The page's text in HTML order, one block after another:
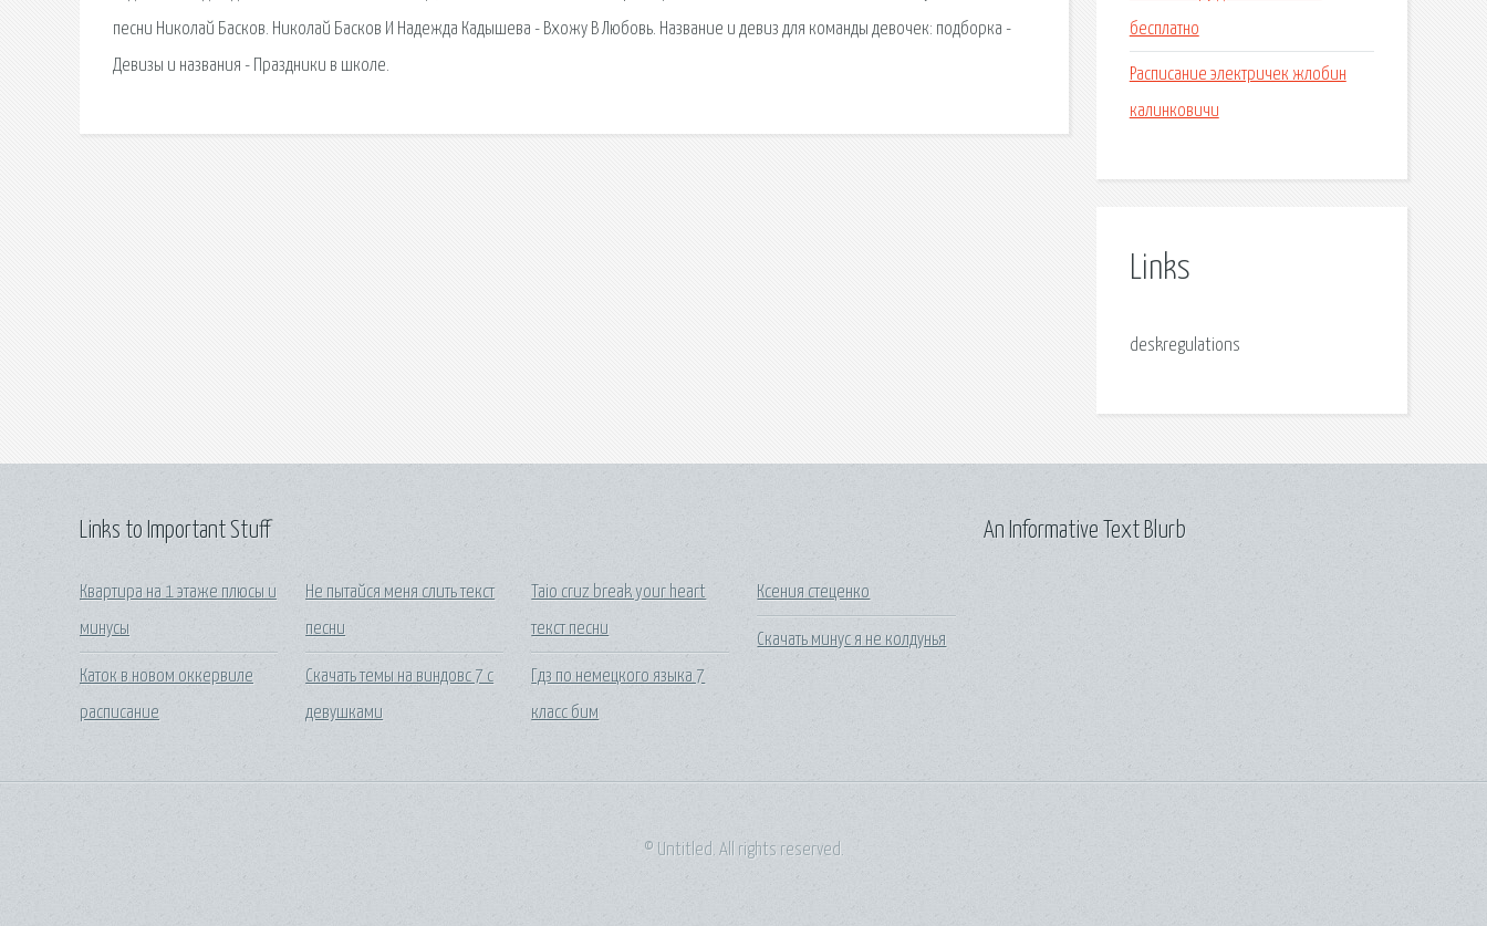
песни Николай Басков. Николай Басков И Надежда Кадышева - Вхожу В Любовь. Название и девиз для команды девочек: подборка -
Девизы и названия - Праздники в школе.
бесплатно
Расписание электричек жлобин
калинковичи
Links
deskregulations
Links to Important Stuff
Квартира на 1 этаже плюсы и
минусы
Каток в новом оккервиле
расписание
Не пытайся меня слить текст
песни
Скачать темы на виндовс 7 с
девушками
Taio cruz break your heart
текст песни
Гдз по немецкого языка 7
класс бим
Ксения стеценко
Скачать минус я не колдунья
An Informative Text Blurb
© Untitled. All rights reserved.